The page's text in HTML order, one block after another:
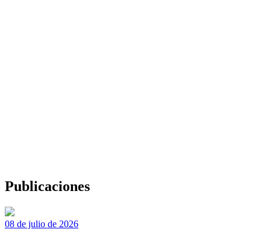
Publicaciones
08 de julio de 2026